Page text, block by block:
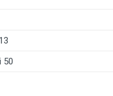
50